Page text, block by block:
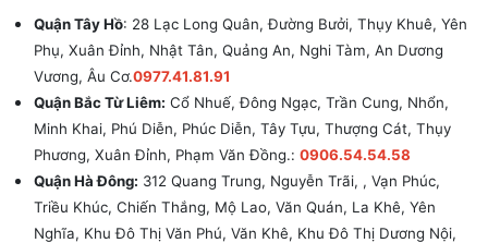
Quận Tây Hồ: 28 Lạc Long Quân, Đường Bưởi, Thụy Khuê, Yên
Phụ, Xuân Đỉnh, Nhật Tân, Quảng An, Nghi Tàm, An Dương
Vương, Âu Cơ.0977.41.81.91
Quận Bắc Từ Liêm: Cổ Nhuế, Đông Ngạc, Trần Cung, Nhổn,
Minh Khai, Phú Diễn, Phúc Diễn, Tây Tựu, Thượng Cát, Thụy
Phương, Xuân Đỉnh, Phạm Văn Đồng.: 0906.54.54.58
Quận Hà Đông: 312 Quang Trung, Nguyễn Trãi, , Vạn Phúc,
Triều Khúc, Chiến Thắng, Mộ Lao, Văn Quán, La Khê, Yên
Nghĩa, Khu Đô Thị Văn Phú, Văn Khê, Khu Đô Thị Dương Nội,